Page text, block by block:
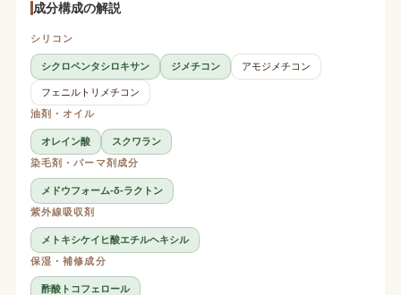
成分構成の解説
シリコン
シクロペンタシロキサン ジメチコン アモジメチコン
フェニルトリメチコン
油剤・オイル
オレイン酸
スクワラン
染毛剤・パーマ剤成分
メドウフォーム-δ-ラクトン
紫外線吸収剤
メトキシケイヒ酸エチルヘキシル
保湿・補修成分
酢酸トコフェロール